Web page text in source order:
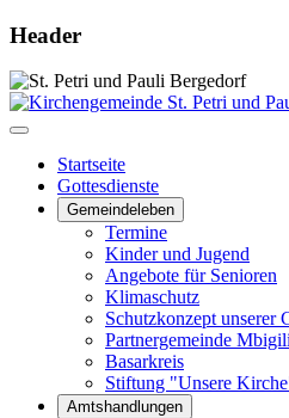
Header
Startseite
Gottesdienste
Gemeindeleben
Termine
Kinder und Jugend
Angebote für Senioren
Klimaschutz
Schutzkonzept unserer
Partnergemeinde
Basarkreis
Stiftung "Unsere
Amtshandlungen